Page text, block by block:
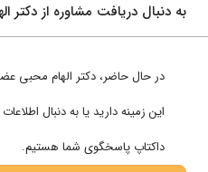
ما را در شبکه های اجتماعی دنبال کنید
به دنبال دریافت مشاوره از دکتر
در حال حاضر، دکتر الهام محبی
این زمینه دارید یا به دنبال
داکتاپ پاسخگوی شما هستیم.